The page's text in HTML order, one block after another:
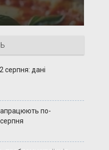
серпня: дані
по-